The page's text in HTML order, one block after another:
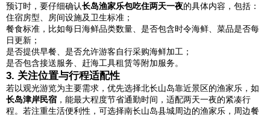
预订时，要仔细确认长岛渔家乐包吃住两天一夜的具体内容，包括：
住宿房型、房间设施及卫生标准；
餐食标准，比如每日海鲜品类数量、是否包含时令海鲜、菜品是否每
日更新；
是否提供早餐、是否允许游客自行采购海鲜加工；
是否包含接送服务、赶海工具租赁等附加服务。
3. 关注位置与行程适配性
若以观光游览为主要需求，优先选择北长山岛靠近景区的渔家乐，如
长岛津岸民宿 ，能最大程度节省通勤时间，适配两天一夜的紧凑行
程。若注重生活便利性，可选择南长山岛县城周边的渔家乐，周边餐